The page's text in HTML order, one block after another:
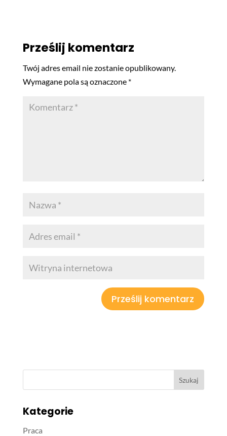
Prześlij komentarz
Twój adres email nie zostanie opublikowany.
Wymagane pola są oznaczone *
Kategorie
Praca